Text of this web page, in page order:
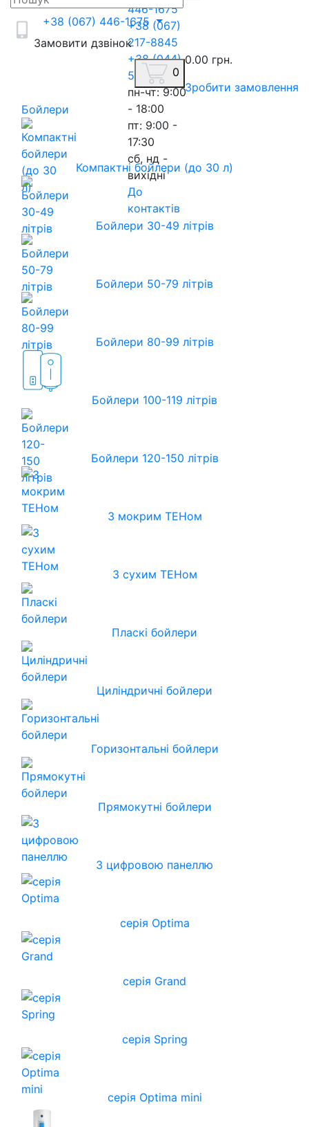
446-1675
+38 (067)
217-8845
+38 (044)
593-3020
пн-чт: 9:00
- 18:00
пт: 9:00 -
17:30
сб, нд -
вихідні
До
контактів
+38 (067) 446-1675
Замовити дзвінок
0
0.00 грн.
Зробити замовлення
Бойлери
Компактні бойлери (до 30 л)
Бойлери 30-49 літрів
Бойлери 50-79 літрів
Бойлери 80-99 літрів
Бойлери 100-119 літрів
Бойлери 120-150 літрів
З мокрим ТЕНом
З сухим ТЕНом
Пласкі бойлери
Циліндричні бойлери
Горизонтальні бойлери
Прямокутні бойлери
З цифровою панеллю
серія Optima
серія Grand
серія Spring
серія Optima mini